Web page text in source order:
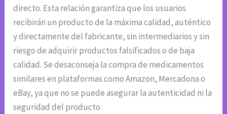
directo. Esta relación garantiza que los usuarios
recibirán un producto de la máxima calidad, auténtico
y directamente del fabricante, sin intermediarios y sin
riesgo de adquirir productos falsificados o de baja
calidad. Se desaconseja la compra de medicamentos
similares en plataformas como Amazon, Mercadona o
eBay, ya que no se puede asegurar la autenticidad ni la
seguridad del producto.